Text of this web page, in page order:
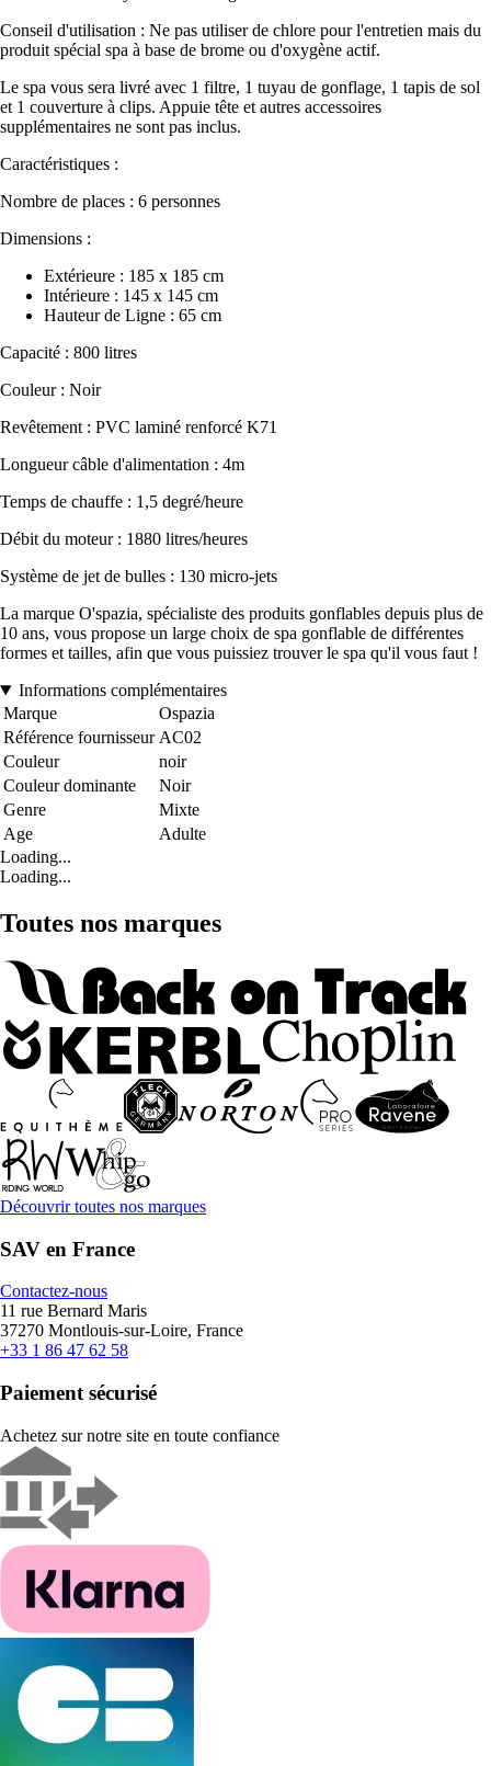
Conseil d'utilisation : Ne pas utiliser de chlore pour l'entretien mais du
produit spécial spa à base de brome ou d'oxygène actif.
Le spa vous sera livré avec 1 filtre, 1 tuyau de gonflage, 1 tapis de sol
et 1 couverture à clips. Appuie tête et autres accessoires
supplémentaires ne sont pas inclus.
Caractéristiques :
Nombre de places : 6 personnes
Dimensions :
Extérieure : 185 x 185 cm
Intérieure : 145 x 145 cm
Hauteur de Ligne : 65 cm
Capacité : 800 litres
Couleur : Noir
Revêtement : PVC laminé renforcé K71
Longueur câble d'alimentation : 4m
Temps de chauffe : 1,5 degré/heure
Débit du moteur : 1880 litres/heures
Système de jet de bulles : 130 micro-jets
La marque O'spazia, spécialiste des produits gonflables depuis plus de
10 ans, vous propose un large choix de spa gonflable de différentes
formes et tailles, afin que vous puissiez trouver le spa qu'il vous faut !
Informations complémentaires
Marque
Ospazia
Référence fournisseur AC02
Couleur
noir
Couleur dominante
Noir
Genre
Mixte
Age
Adulte
Loading...
Loading...
Toutes nos marques
Découvrir toutes nos marques
SAV en France
Contactez-nous
11 rue Bernard Maris
37270 Montlouis-sur-Loire, France
+33 1 86 47 62 58
Paiement sécurisé
Achetez sur notre site en toute confiance